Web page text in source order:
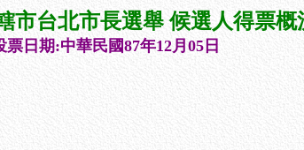
市台北市長選舉 候選人得票概
票日期:中華民國87年12月05日